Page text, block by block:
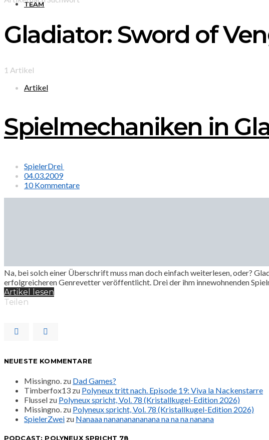
TEAM
Gladiator: Sword of
1 Artikel
Artikel
Spielmechaniken in
SpielerDrei
04.03.2009
10 Kommentare
Na, bei solch einer Überschrift muss man doch einfach weiterlesen, oder?
erfolgreicheren Genrevetter veröffentlicht. Drei der ihm innewohnenden
Artikel lesen
Teilen
NEUESTE KOMMENTARE
Missingno. zu Dad Games?
Timberfox13 zu Polyneux tritt nach. Episode 19: Viva la Nackenstarre
Flussel zu Polyneux spricht, Vol. 78 (Kristallkugel-Edition 2026)
Missingno. zu Polyneux spricht, Vol. 78 (Kristallkugel-Edition 2026)
SpielerZwei zu Nanaaa nanananananana na na na nanana
PODCAST: POLYNEUX SPRICHT 78